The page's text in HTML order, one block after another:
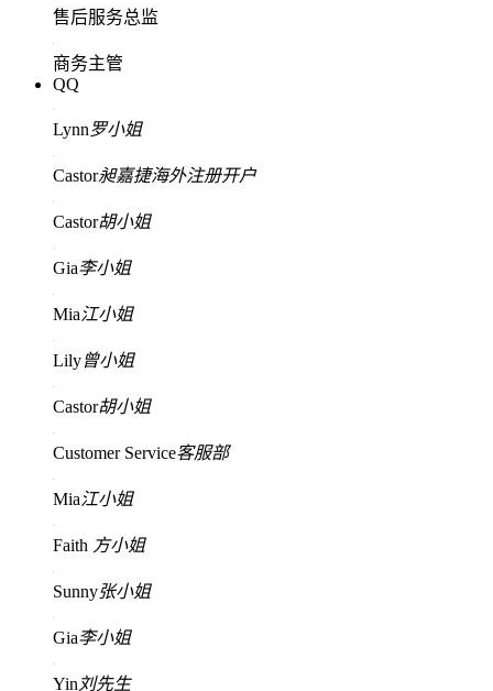
售后服务总监
商务主管
QQ
Lynn罗小姐
Castor昶嘉捷海外注册开户
Castor胡小姐
Gia李小姐
Mia江小姐
Lily曾小姐
Castor胡小姐
Customer Service客服部
Mia江小姐
Faith 方小姐
Sunny张小姐
Gia李小姐
Yin 刘先生